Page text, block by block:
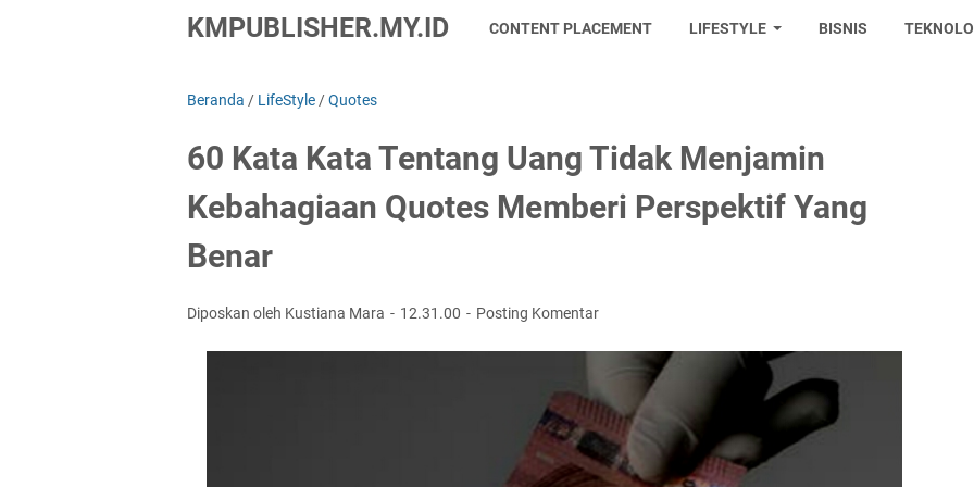
KMPUBLISHER.MY.ID CONTENT PLACEMENT LIFESTYLE BISNIS
Beranda / LifeStyle /Quotes
60 Kata Kata Tentang Uang Tidak Menjamin
Kebahagiaan Quotes Memberi Perspektif Yang
Benar
Diposkan oleh Kustiana Mara 12.31.00 Posting Komentar